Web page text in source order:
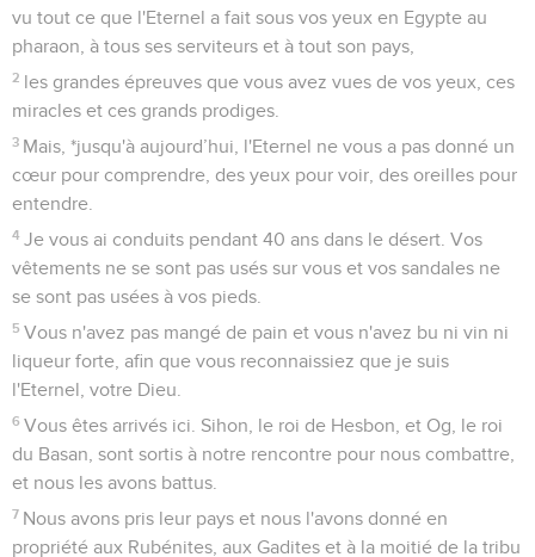
vu tout ce que l'Eternel a fait sous vos yeux en Egypte au
pharaon, à tous ses serviteurs et à tout son pays,
2 les grandes épreuves que vous avez vues de vos yeux, ces
miracles et ces grands prodiges.
3 Mais, *jusqu'à aujourd’hui, l'Eternel ne vous a pas donné un
cœur pour comprendre, des yeux pour voir, des oreilles pour
entendre.
4 Je vous ai conduits pendant 40 ans dans le désert. Vos
vêtements ne se sont pas usés sur vous et vos sandales ne
se sont pas usées à vos pieds.
5 Vous n'avez pas mangé de pain et vous n'avez bu ni vin ni
liqueur forte, afin que vous reconnaissiez que je suis
l'Eternel, votre Dieu.
6 Vous êtes arrivés ici. Sihon, le roi de Hesbon, et Og, le roi
du Basan, sont sortis à notre rencontre pour nous combattre,
et nous les avons battus.
7 Nous avons pris leur pays et nous l'avons donné en
propriété aux Rubénites, aux Gadites et à la moitié de la tribu